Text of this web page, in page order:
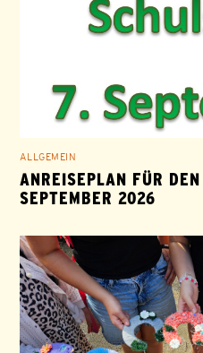
ALLGEMEIN
ANREISEPLAN FÜR
SEPTEMBER 2026